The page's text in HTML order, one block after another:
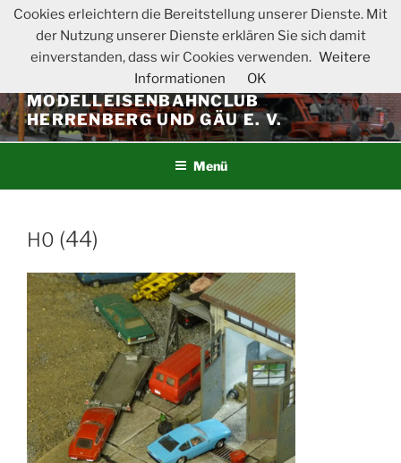
Zum
springen
MODELLEISENBAHNCLUB
HERRENBERG UND GÄU E. V.
Menü
H0 (44)
Cookies erleichtern die Bereitstellung unserer Dienste. Mit
der Nutzung unserer Dienste erklären Sie sich damit
einverstanden, dass wir Cookies verwenden. Weitere
Informationen
OK